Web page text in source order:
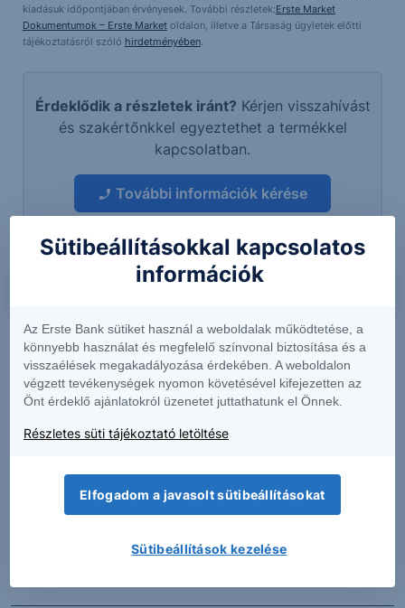
kiadásuk időpontjában érvényesek. További részletek:Erste Market
Dokumentumok – Erste Marketoldalon, illetve a Társaság ügyletek előtti
tájékoztatásról szóló hirdetményében.
Érdeklődik a részletek iránt? Kérjen visszahívást
és szakértőnkkel egyeztethet a termékkel
kapcsolatban.
További információk kérése
Erős lett a MOL második negyedéve
Sütibeállításokkal kapcsolatos
információk
Az Erste Bank sütiket használ a weboldalak működtetése, a
könnyebb használat és megfelelő színvonal biztosítása és a
visszaélések megakadályozása érdekében. A weboldalon
végzett tevékenységek nyomon követésével kifejezetten az
Önt érdeklő ajánlatokról üzenetet juttathatunk el Önnek.
Részletes süti tájékoztató letöltése
Elfogadom a javasolt sütibeállításokat
Sütibeállítások kezelése